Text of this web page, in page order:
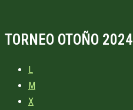
TORNEO OTOÑO 2024
L
M
X